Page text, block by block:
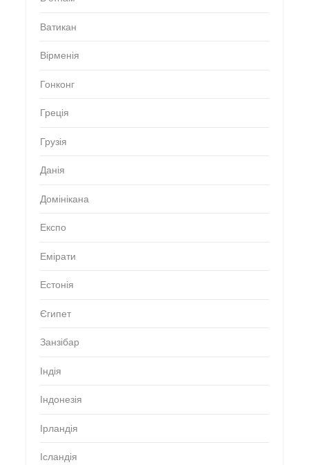
Ватикан
Вірменія
Гонконг
Греція
Грузія
Данія
Домінікана
Експо
Емірати
Естонія
Єгипет
Занзібар
Індія
Індонезія
Ірландія
Ісландія